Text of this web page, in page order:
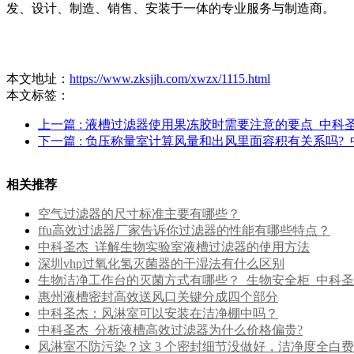
发、设计、制造、销售、安装于一体的专业服务与制造商。
本文地址： https://www.zksjjh.com/xwzx/1115.html
本文标签：
上一篇 : 液槽过滤器使用果冻胶时需要注意的要点_中科
下一篇 : 负压称量室计算风量和出风里面容积有关系吗?_
相关推荐
空气过滤器的尺寸标准主要有哪些？
ffu高效过滤器厂家告诉你过滤器的性能有哪些特点？
中科圣杰_详解生物实验室液槽过滤器的使用方法
深圳vhp过氧化氢灭菌器的干湿法有什么区别
生物洁净工作台的灭菌方式有哪些？_生物安全柜_中科
惠州液槽密封高效送风口关键分成四个部分
中科圣杰：风淋室可以安装在洁净棚中吗？
中科圣杰_分析液槽高效过滤器为什么价格偏贵?
风淋室不防污染？这 3 个密封细节没做好，洁净度全白